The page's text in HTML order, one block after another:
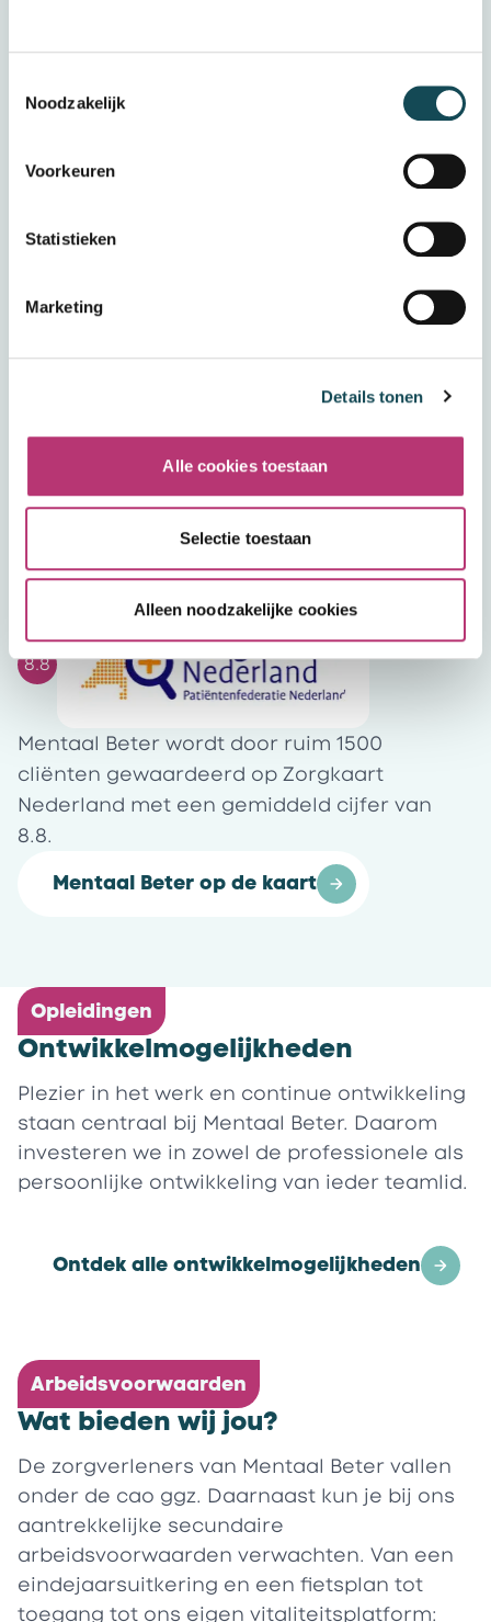
Noodzakelijk
Voorkeuren
Statistieken
Marketing
Details tonen
Alle cookies toestaan
Selectie toestaan
Alleen noodzakelijke cookies
Werkgeluk is voor mij
diversiteit, vrijheid en een
gezelligheid in het team'
Lees het hele verhaal
Bekijk alle verhalen
8.8
Mentaal Beter wordt door ruim 1500
cliënten gewaardeerd op Zorgkaart
Nederland met een gemiddeld cijfer van
8.8.
Mentaal Beter op de kaart
Ontwikkelmogelijkheden
Opleidingen
Plezier in het werk en continue ontwikkeling
staan centraal bij Mentaal Beter. Daarom
investeren we in zowel de professionele als
persoonlijke ontwikkeling van ieder teamlid.
Ontdek alle ontwikkelmogelijkheden
Wat bieden wij jou?
Arbeidsvoorwaarden
De zorgverleners van Mentaal Beter vallen
onder de cao ggz. Daarnaast kun je bij ons
aantrekkelijke secundaire
arbeidsvoorwaarden verwachten. Van een
eindejaarsuitkering en een fietsplan tot
toegang tot ons eigen vitaliteitsplatform: